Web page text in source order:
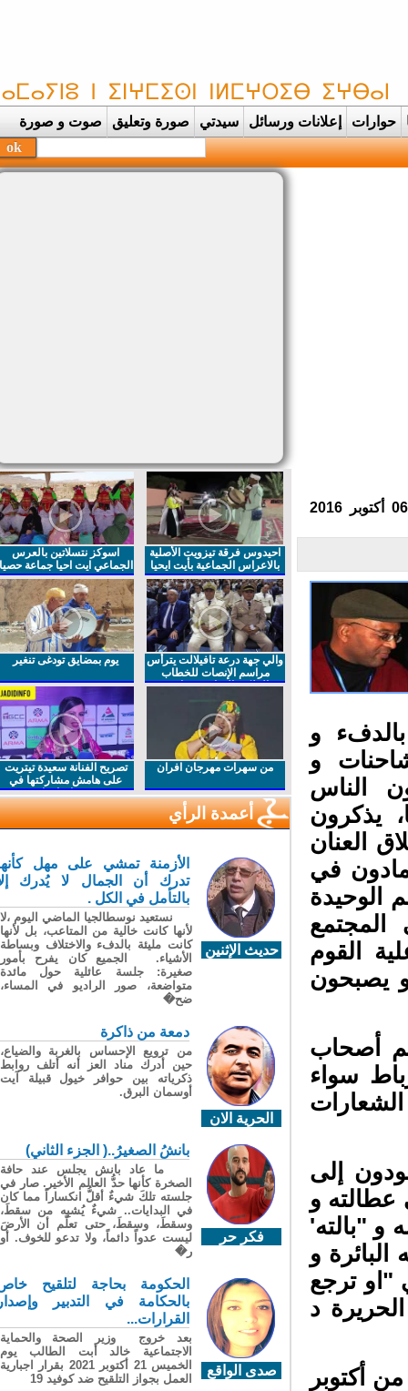
حوارات إعلانات ورسائل سيدتي صورة وتعليق صوت و صورة
و
و
الناس
يذكرون
العنان
في
القوم
يصبحون
أصحاب
سواء
إلى
و
"بالته'
و
ترجع
د
أكتوبر
احيدوس فرقة تيزويت الأصلية
بالاعراس الجماعية بأيت ايحيا
اسوكز نتسلاتين بالعرس
الجماعي ايت احيا جماعة حصيا
والي جهة درعة تافيلالت يترأس
مراسم الإنصات للخطاب
الملكي السامي بمناسبة
يوم بمضايق تودغى تنغير
من سهرات مهرجان افران
تصريح الفنانة سعيدة تيتريت
على هامش مشاركتها في
مهرجان افران
أعمدة الرأي
حديث الإثنين
الأزمنة تمشي على مهل كأنها
تدرك أن الجمال لا يُدرك إلا
بالتأمل في الكل .
نستعيد نوسطالجيا الماضي اليوم ،لا
لأنها كانت خالية من المتاعب، بل لأنها
كانت مليئة بالدفء والاختلاف وبساطة
الأشياء. الجميع كان يفرح بأمور
صغيرة: جلسة عائلية حول مائدة
متواضعة، صور الراديو في المساء،
ضح�
الحرية الان
دمعة من ذاكرة
من ترويع الإحساس بالغربة والضياع،
حين أدرك مناد العز أنه أتلف روابط
ذكرياته بين حوافر خيول قبيلة آيت
أوسمان البرق.
فكر حر
بانشُ الصغيرُ..( الجزء الثاني)
ما عاد بانش يجلس عند حافة
الصخرة كأنها حدُّ العالم الأخير. صار في
جلسته تلكَ شيءٌ أقلُّ انكساراً مما كان
في البدايات.. شيءٌ يُشبِه من سقطَ،
وسقطَ، وسقطَ، حتى تعلّم أن الأرضَ
ليست عدواً دائماً، ولا تدعو للخوف. أو
ر�
صدى الواقع
الحكومة بحاجة لتلقيح خاص
بالحكامة في التدبير وإصدار
القرارات...
بعد خروج وزير الصحة والحماية
الاجتماعية خالد أبت الطالب يوم
الخميس 21 أكتوبر 2021 بقرار اجبارية
العمل بجواز التلقيح ضد كوفيد 19